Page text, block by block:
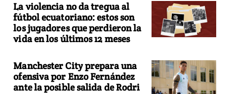
La violencia no da tregua al
fútbol ecuatoriano: estos son
los jugadores que perdieron la
vida en los últimos 12 meses
Manchester City prepara una
ofensiva por Enzo Fernández
ante la posible salida de Rodri